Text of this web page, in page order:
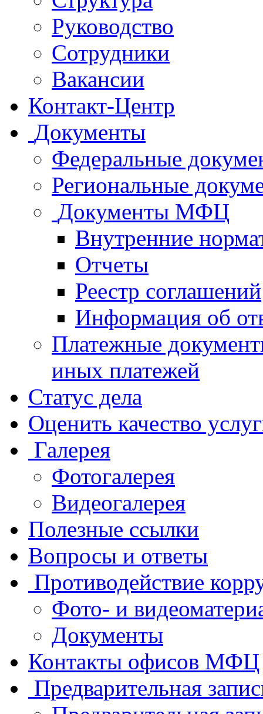
Руководство
Сотрудники
Вакансии
Контакт-Центр
Документы
Федеральные
Региональные
Документы МФЦ
Внутренние
Отчеты
Реестр соглашений
Информация об
Платежные
иных платежей
Статус дела
Оценить качество
Галерея
Фотогалерея
Видеогалерея
Полезные ссылки
Вопросы и ответы
Противодействие
Фото- и
Документы
Контакты офисов МФЦ
Предварительная